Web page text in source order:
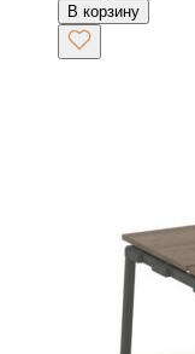
В корзину